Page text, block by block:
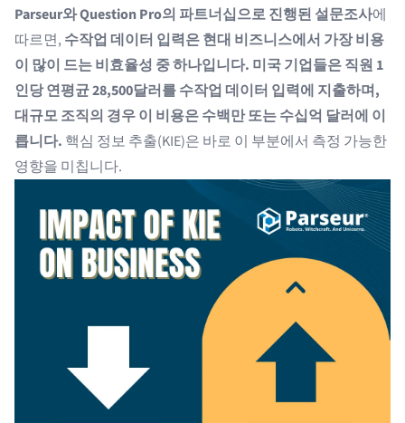
Parseur와 Question Pro의 파트너십으로 진행된 설문조사에
따르면, 수작업 데이터 입력은 현대 비즈니스에서 가장 비용
이 많이 드는 비효율성 중 하나입니다. 미국 기업들은 직원 1
인당 연평균 28,500달러를 수작업 데이터 입력에 지출하며,
대규모 조직의 경우 이 비용은 수백만 또는 수십억 달러에 이
릅니다. 핵심 정보 추출(KIE)은 바로 이 부분에서 측정 가능한
영향을 미칩니다.